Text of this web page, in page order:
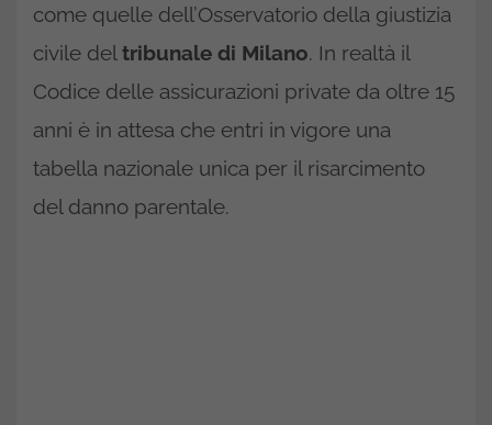
come quelle dell’Osservatorio della giustizia
civile del tribunale di Milano. In realtà il
Codice delle assicurazioni private da oltre 15
anni è in attesa che entri in vigore una
tabella nazionale unica per il risarcimento
del danno parentale.